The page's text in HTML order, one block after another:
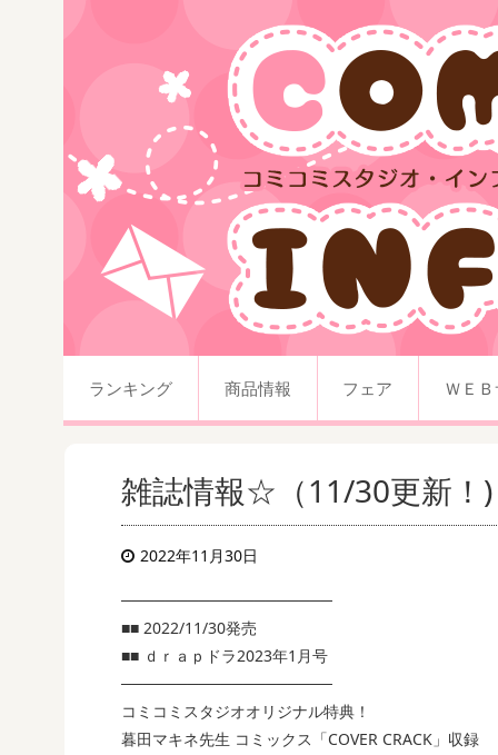
ランキング 商品情報 フェア ＷＥ
雑誌情報☆（11/30更新！)
2022年11月30日
───────────────────
■■ 2022/11/30発売
■■ ｄｒａｐドラ2023年1月号
───────────────────
コミコミスタジオオリジナル特典！
暮田マキネ先生 コミックス「COVER CRACK」収録